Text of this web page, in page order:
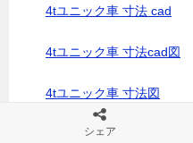
4tユニック車 寸法 cad
4tユニック車 寸法cad図
4tユニック車 寸法図
4tユニック車 寸法図 pdf
シェア